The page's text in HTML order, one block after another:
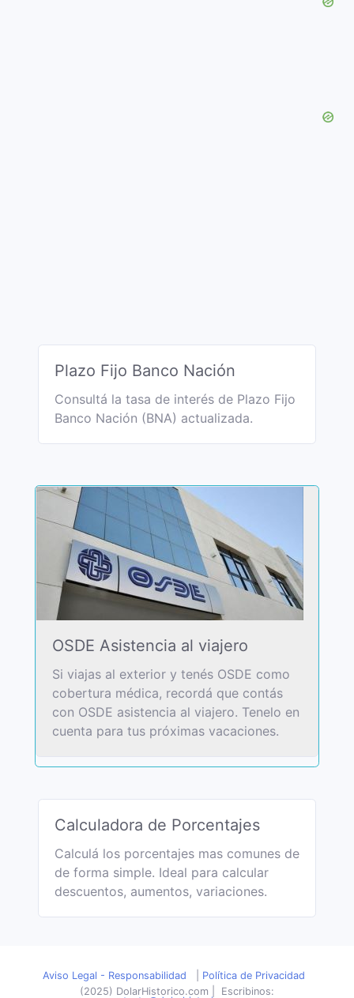
Plazo Fijo Banco Nación
Consultá la tasa de interés de Plazo Fijo
Banco Nación (BNA) actualizada.
OSDE Asistencia al viajero
Si viajas al exterior y tenés OSDE como
cobertura médica, recordá que contás
con OSDE asistencia al viajero. Tenelo en
cuenta para tus próximas vacaciones.
Calculadora de Porcentajes
Calculá los porcentajes mas comunes de
de forma simple. Ideal para calcular
descuentos, aumentos, variaciones.
Aviso Legal - Responsabilidad
Política de Privacidad
(2025) DolarHistorico.com
Escribinos: